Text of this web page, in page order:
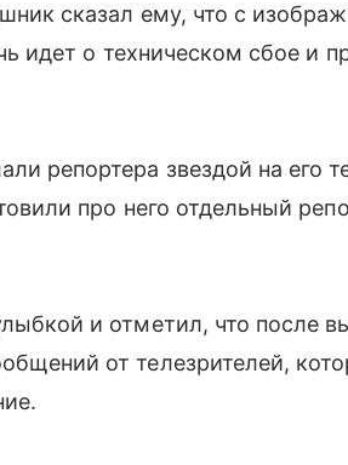
сказал ему, что с
идет о техническом сбое и
репортера звездой на его
про него отдельный
и отметил, что после
от телезрителей,